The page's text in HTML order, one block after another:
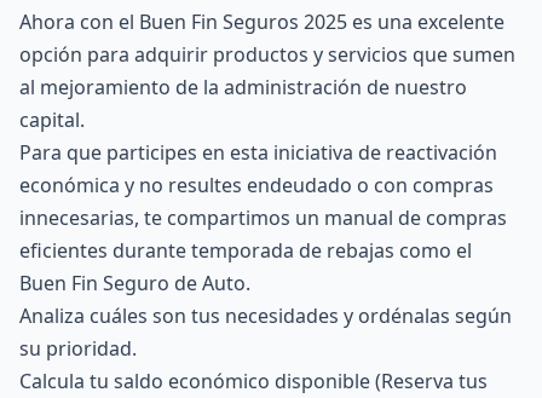
Ahora con el Buen Fin Seguros 2025 es una excelente
opción para adquirir productos y servicios que sumen
al mejoramiento de la administración de nuestro
capital.
Para que participes en esta iniciativa de reactivación
económica y no resultes endeudado o con compras
innecesarias, te compartimos un manual de compras
eficientes durante temporada de rebajas como el
Buen Fin Seguro de Auto.
Analiza cuáles son tus necesidades y ordénalas según
su prioridad.
Calcula tu saldo económico disponible (Reserva tus